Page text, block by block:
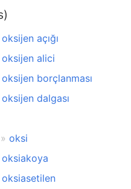
oksijen açığı
oksijen alici
oksijen borçlanması
oksijen dalgası
oksi
oksiakoya
oksiasetilen